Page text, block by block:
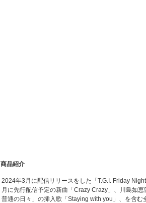
商品紹介
2024年3月に配信リリースをした「T.G.I. Friday
月に先行配信予定の新曲「Crazy Crazy」、川島如
普通の日々」の挿入歌「Staying with you」、を含む